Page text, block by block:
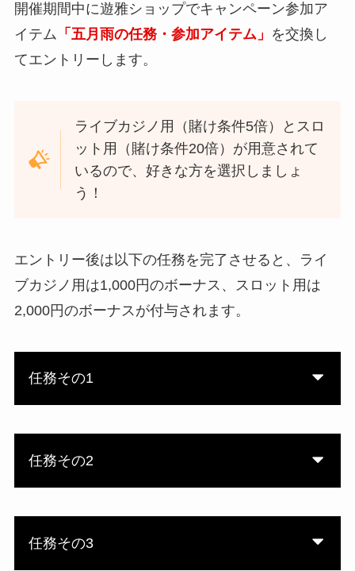
開催期間中に遊雅ショップでキャンペーン参加ア
イテム 「五月雨の任務・参加アイテム」 を交換し
てエントリーします。
ライブカジノ用（賭け条件5倍）とスロ
ット用（賭け条件20倍）が用意されて
いるので、好きな方を選択しましょ
う！
エントリー後は以下の任務を完了させると、ライ
ブカジノ用は1,000円のボーナス、スロット用は
2,000円のボーナスが付与されます。
任務その1
任務その2
任務その3